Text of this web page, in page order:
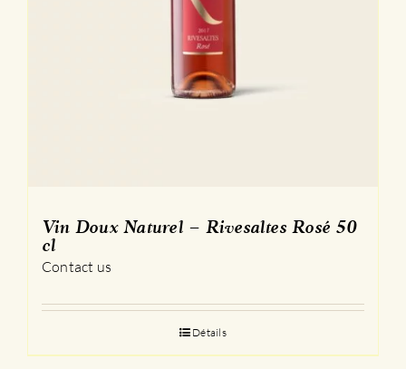
Vin Doux Naturel – Rivesaltes Rosé 50
cl
Contact us
Détails